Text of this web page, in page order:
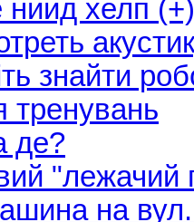
ниид хелп (+)
знайти
тренувань
де?
"лежачий
на